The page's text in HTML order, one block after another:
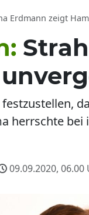
Erdmann zeigt
herrschte
09.09.2020, 06.00